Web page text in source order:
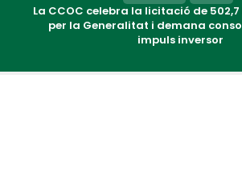
La CCOC celebra la licitació de
per la Generalitat i demana
impuls inversor